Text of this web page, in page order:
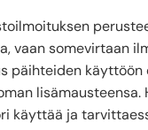
vaan somevirtaan
päihteiden
käyttää ja